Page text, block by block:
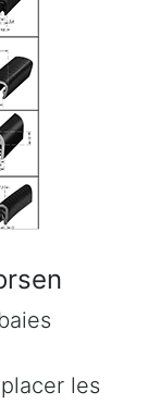
les